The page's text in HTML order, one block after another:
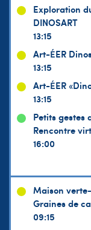
Exploration
DINOSART
13:15
Art-ÉER
13:15
Art-ÉER
13:15
Petits gestes
Rencontre
16:00
Maison
Graines de
09:15